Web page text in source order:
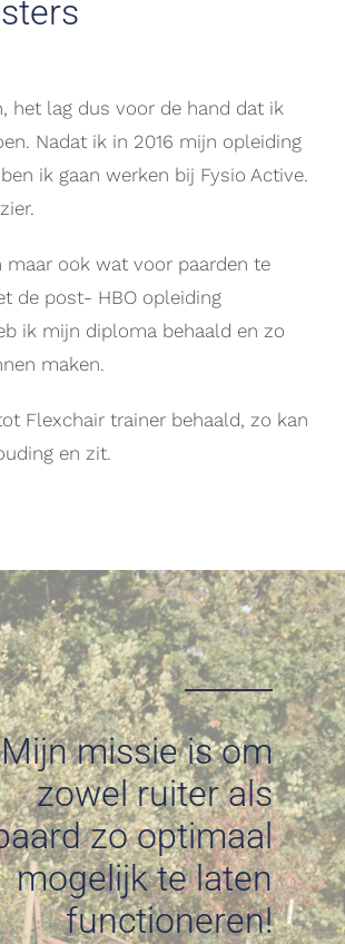
het lag dus voor de hand dat ik
Nadat ik in 2016 mijn opleiding
ik gaan werken bij Fysio Active.
ook wat voor paarden te
de post- HBO opleiding
ik mijn diploma behaald en zo
maken.
Flexchair trainer behaald, zo kan
en zit.
Mijn missie is om
zowel ruiter als
zo optimaal
mogelijk te laten
functioneren!